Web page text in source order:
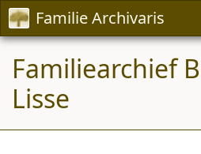
Familie Archivaris
Familiearchief
Lisse